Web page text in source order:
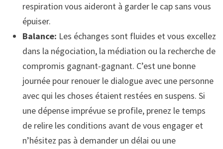
respiration vous aideront à garder le cap sans vous
épuiser.
Balance: Les échanges sont fluides et vous excellez
dans la négociation, la médiation ou la recherche de
compromis gagnant-gagnant. C’est une bonne
journée pour renouer le dialogue avec une personne
avec qui les choses étaient restées en suspens. Si
une dépense imprévue se profile, prenez le temps
de relire les conditions avant de vous engager et
n’hésitez pas à demander un délai ou une